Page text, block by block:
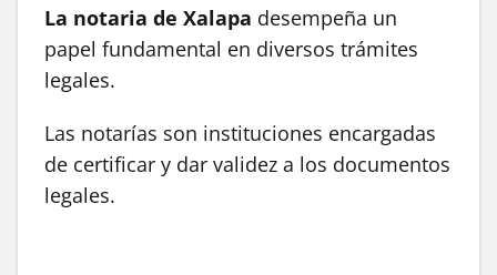
La notaria de Xalapa desempeña un
papel fundamental en diversos trámites
legales.
Las notarías son instituciones encargadas
de certificar y dar validez a los documentos
legales.